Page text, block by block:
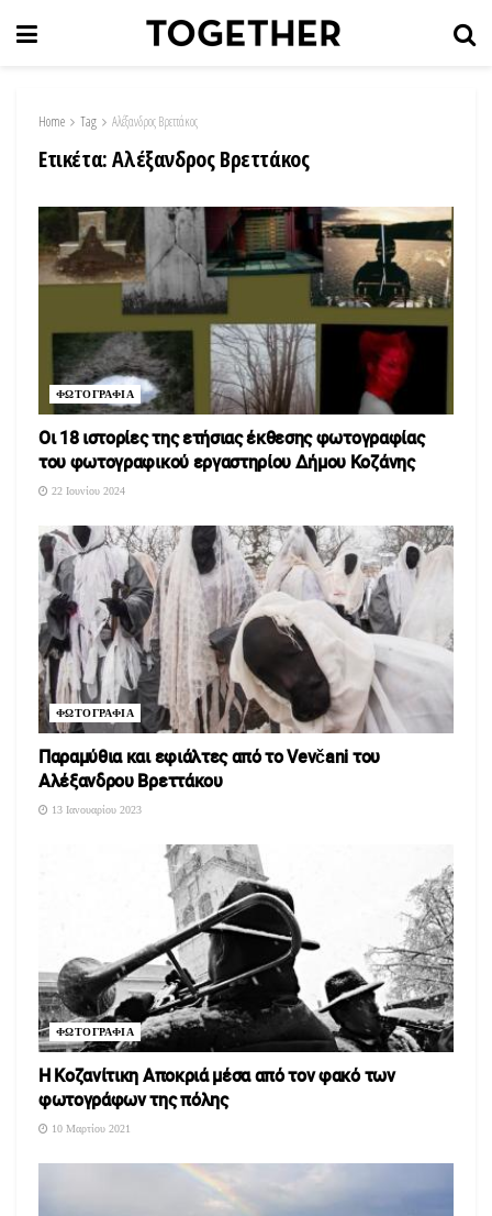
Home Tag Aλέξανδρος Βρεττάκος
Ετικέτα:Aλέξανδρος Βρεττάκος
ΦΩΤΟΓΡΑΦΙΑ
Οι 18 ιστορίες της ετήσιας έκθεσης φωτογραφίας
του φωτογραφικού εργαστηρίου Δήμου Κοζάνης
22 Ιουνίου 2024
ΦΩΤΟΓΡΑΦΙΑ
Παραμύθια και εφιάλτες από το Vevčani του
Αλέξανδρου Βρεττάκου
13 Ιανουαρίου 2023
ΦΩΤΟΓΡΑΦΙΑ
Η Κοζανίτικη Αποκριά μέσα από τον φακό των
φωτογράφων της πόλης
10 Μαρτίου 2021